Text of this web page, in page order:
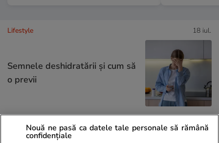
Lifestyle 18 iul.
Semnele deshidratării și cum să
o previi
Lifestyle 17 iul.
Nouă ne pasă ca datele tale personale să rămână
confidențiale